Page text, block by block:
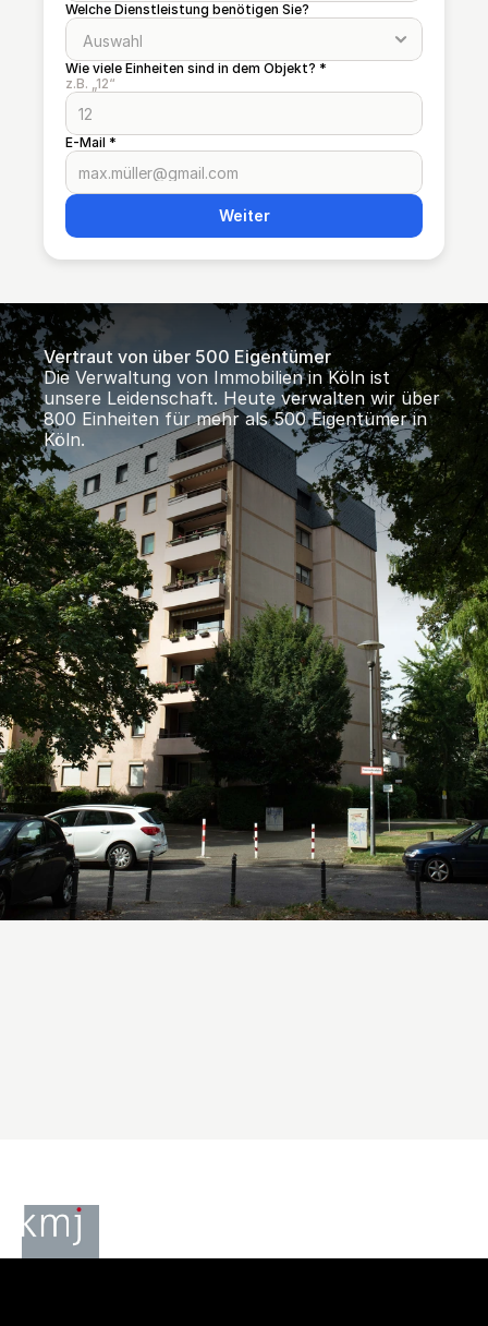
Welche Dienstleistung benötigen Sie?
Wie viele Einheiten sind in dem Objekt? *
z.B. „12“
E-Mail *
Weiter
Vertraut von über 500 Eigentümer
Die Verwaltung von Immobilien in Köln ist
unsere Leidenschaft. Heute verwalten wir über
800 Einheiten für mehr als 500 Eigentümer in
Köln.